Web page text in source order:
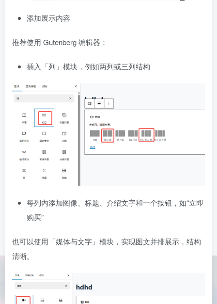
添加展示内容
推荐使用 Gutenberg 编辑器：
插入「列」模块，例如两列或三列结构
每列内添加图像、标题、介绍文字和一个按钮，如“立即
购买”
也可以使用「媒体与文字」模块，实现图文并排展示，结构
清晰。